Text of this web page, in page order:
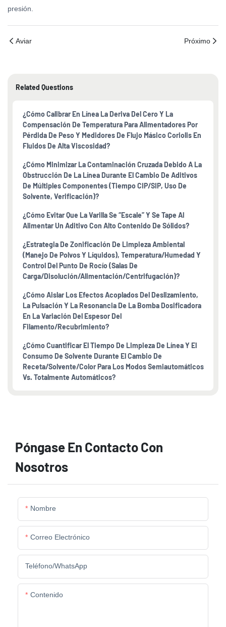
presión.
Aviar Próximo
Related Questions
¿Cómo Calibrar En Línea La Deriva Del Cero Y La
Compensación De Temperatura Para Alimentadores Por
Pérdida De Peso Y Medidores De Flujo Másico Coriolis En
Fluidos De Alta Viscosidad?
¿Cómo Minimizar La Contaminación Cruzada Debido A La
Obstrucción De La Línea Durante El Cambio De Aditivos
De Múltiples Componentes (tiempo CIP/SIP, Uso De
Solvente, Verificación)?
¿Cómo Evitar Que La Varilla Se “escale” Y Se Tape Al
Alimentar Un Aditivo Con Alto Contenido De Sólidos?
¿Estrategia De Zonificación De Limpieza Ambiental
(manejo De Polvos Y Líquidos), Temperatura/humedad Y
Control Del Punto De Rocío (salas De
Carga/disolución/alimentación/centrifugación)?
¿Cómo Aislar Los Efectos Acoplados Del Deslizamiento,
La Pulsación Y La Resonancia De La Bomba Dosificadora
En La Variación Del Espesor Del
Filamento/recubrimiento?
¿Cómo Cuantificar El Tiempo De Limpieza De Línea Y El
Consumo De Solvente Durante El Cambio De
Receta/solvente/color Para Los Modos Semiautomáticos
Vs. Totalmente Automáticos?
Póngase En Contacto Con
Nosotros
Nombre
Correo Electrónico
Teléfono/WhatsApp
Contenido